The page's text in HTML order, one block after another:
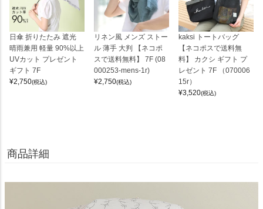
日傘 折りたたみ 遮光
晴雨兼用 軽量 90%以上
UVカット プレゼント
ギフト 7F
¥2,750(税込)
リネン風 メンズ ストー
ル 薄手 大判 【ネコポ
スで送料無料】 7F (08
000253-mens-1r)
¥2,750(税込)
kaksi トートバッグ
【ネコポスで送料無
料】 カクシ ギフト プ
レゼント 7F （070006
15r）
¥3,520(税込)
商品詳細